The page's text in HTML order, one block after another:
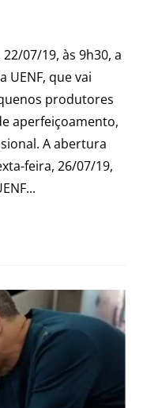
07/19, às 9h30, a
UENF, que vai
produtores
aperfeiçoamento,
A abertura
feira, 26/07/19,